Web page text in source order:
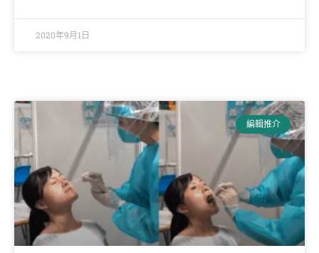
2020年9月1日
編輯推介